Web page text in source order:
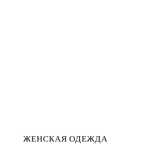
ЖЕНСКАЯ ОДЕЖДА